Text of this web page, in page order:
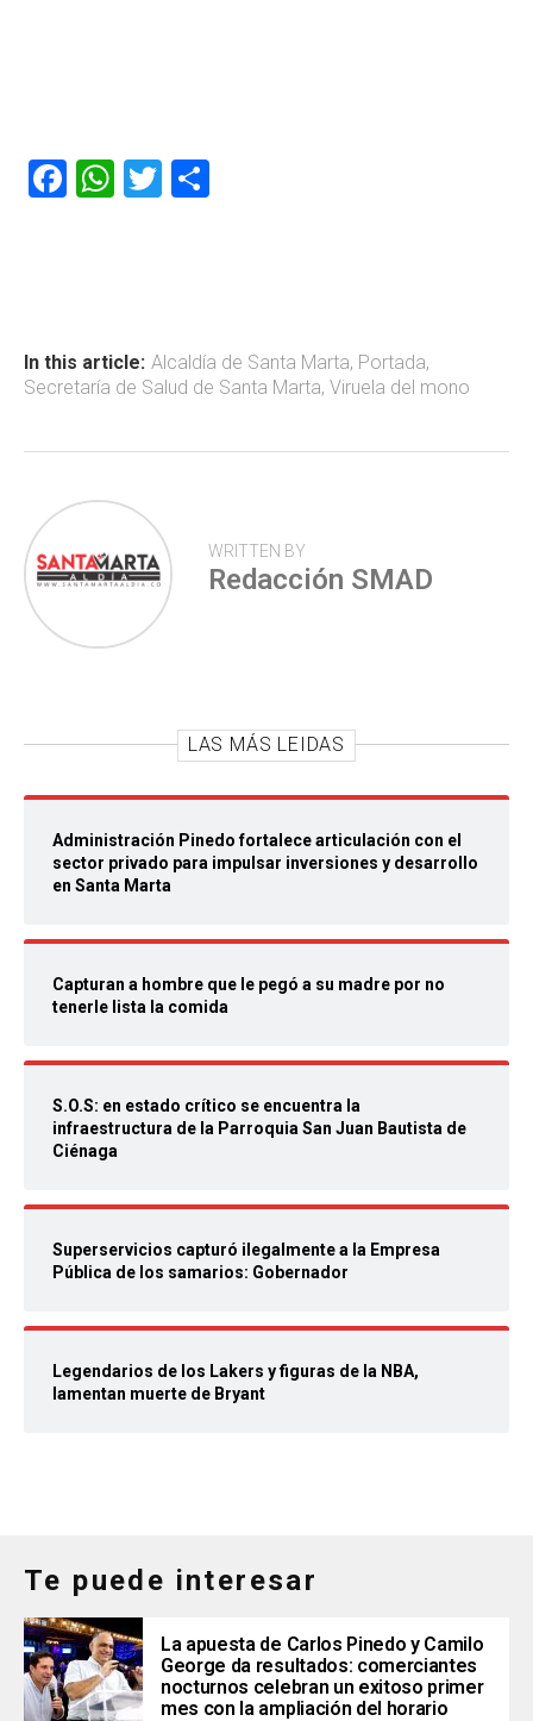
F
ok
W
p
p
T
tir
In this article: Alcaldía de Santa Marta, Portada,
Secretaría de Salud de Santa Marta, Viruela del mono
WRITTEN BY
Redacción SMAD
LAS MÁS LEIDAS
Administración Pinedo fortalece articulación con el
sector privado para impulsar inversiones y desarrollo
en Santa Marta
Capturan a hombre que le pegó a su madre por no
tenerle lista la comida
S.O.S: en estado crítico se encuentra la
infraestructura de la Parroquia San Juan Bautista de
Ciénaga
Superservicios capturó ilegalmente a la Empresa
Pública de los samarios: Gobernador
Legendarios de los Lakers y figuras de la NBA,
lamentan muerte de Bryant
Te puede interesar
La apuesta de Carlos Pinedo y Camilo
George da resultados: comerciantes
nocturnos celebran un exitoso primer
mes con la ampliación del horario